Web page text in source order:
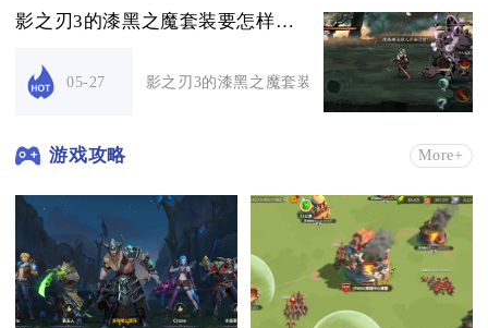
影之刃3的漆黑之魔套装要怎样获得
05-27 影之刃3的漆黑之魔套装，核心获取途径为挑战
游戏攻略 More+